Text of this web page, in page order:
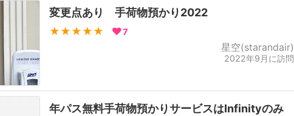
変更点あり 手荷物預かり2022
★★★★★ 7
星空(starandair)
2022年9月に訪問
年パス無料手荷物預かりサービスはInfinityのみ